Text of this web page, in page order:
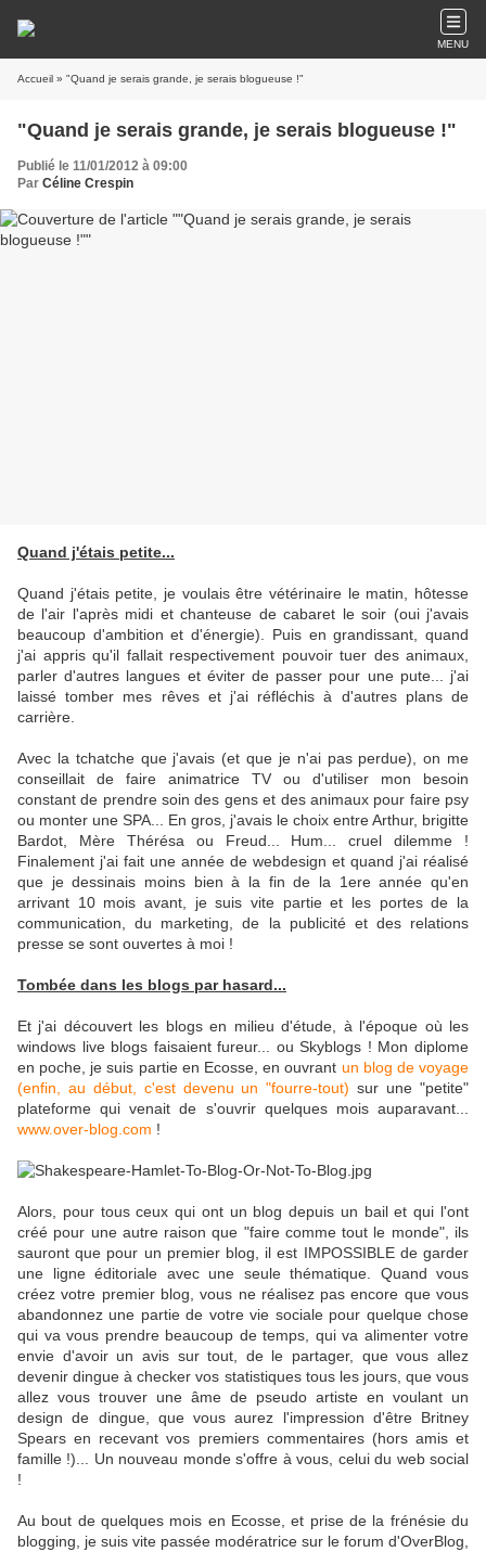
MENU
Accueil » "Quand je serais grande, je serais blogueuse !"
"Quand je serais grande, je serais blogueuse !"
Publié le 11/01/2012 à 09:00
Par Céline Crespin
Quand j'étais petite...
Quand j'étais petite, je voulais être vétérinaire le matin, hôtesse
de l'air l'après midi et chanteuse de cabaret le soir (oui j'avais
beaucoup d'ambition et d'énergie). Puis en grandissant, quand
j'ai appris qu'il fallait respectivement pouvoir tuer des animaux,
parler d'autres langues et éviter de passer pour une pute... j'ai
laissé tomber mes rêves et j'ai réfléchis à d'autres plans de
carrière.
Avec la tchatche que j'avais (et que je n'ai pas perdue), on me
conseillait de faire animatrice TV ou d'utiliser mon besoin
constant de prendre soin des gens et des animaux pour faire psy
ou monter une SPA... En gros, j'avais le choix entre Arthur, brigitte
Bardot, Mère Thérésa ou Freud... Hum... cruel dilemme !
Finalement j'ai fait une année de webdesign et quand j'ai réalisé
que je dessinais moins bien à la fin de la 1ere année qu'en
arrivant 10 mois avant, je suis vite partie et les portes de la
communication, du marketing, de la publicité et des relations
presse se sont ouvertes à moi !
Tombée dans les blogs par hasard...
Et j'ai découvert les blogs en milieu d'étude, à l'époque où les
windows live blogs faisaient fureur... ou Skyblogs ! Mon diplome
en poche, je suis partie en Ecosse, en ouvrant un blog de voyage
(enfin, au début, c'est devenu un "fourre-tout) sur une "petite"
plateforme qui venait de s'ouvrir quelques mois auparavant...
www.over-blog.com !
Alors, pour tous ceux qui ont un blog depuis un bail et qui l'ont
créé pour une autre raison que "faire comme tout le monde", ils
sauront que pour un premier blog, il est IMPOSSIBLE de garder
une ligne éditoriale avec une seule thématique. Quand vous
créez votre premier blog, vous ne réalisez pas encore que vous
abandonnez une partie de votre vie sociale pour quelque chose
qui va vous prendre beaucoup de temps, qui va alimenter votre
envie d'avoir un avis sur tout, de le partager, que vous allez
devenir dingue à checker vos statistiques tous les jours, que vous
allez vous trouver une âme de pseudo artiste en voulant un
design de dingue, que vous aurez l'impression d'être Britney
Spears en recevant vos premiers commentaires (hors amis et
famille !)... Un nouveau monde s'offre à vous, celui du web social
!
Au bout de quelques mois en Ecosse, et prise de la frénésie du
blogging, je suis vite passée modératrice sur le forum d'OverBlog,